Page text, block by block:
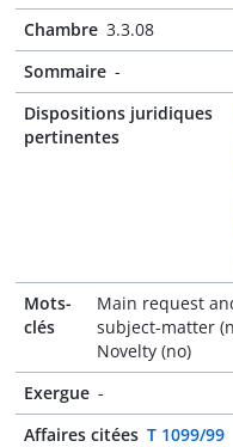
Chambre 3.3.08
Sommaire -
Dispositions juridiques
pertinentes
Mots-
clés
Main request
subject-matter
Novelty (no)
Exergue -
Affaires citées T 1099/99